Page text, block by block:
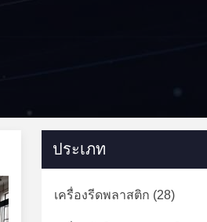
ประเภท
เครื่องรีดพลาสติก (28)